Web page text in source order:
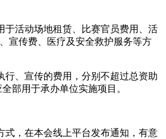
活动场地租赁、比赛官员费用、活
宣传费、医疗及安全救护服务等方
、宣传的费用，分别不超过总资助
部用于承办单位实施项目。
，在本会线上平台发布通知，有意